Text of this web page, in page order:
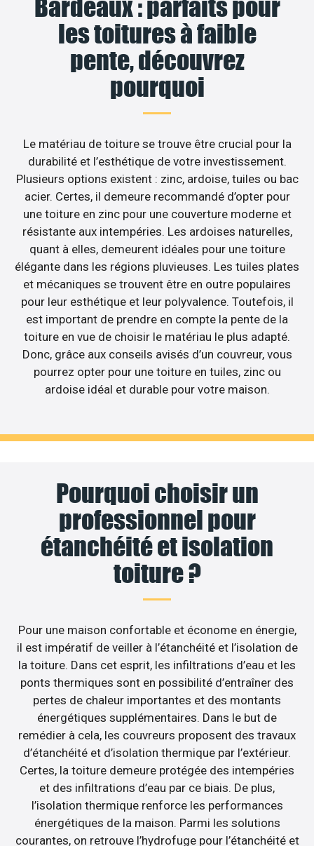
Bardeaux : parfaits pour
les toitures à faible
pente, découvrez
pourquoi
Le matériau de toiture se trouve être crucial pour la
durabilité et l’esthétique de votre investissement.
Plusieurs options existent : zinc, ardoise, tuiles ou bac
acier. Certes, il demeure recommandé d’opter pour
une toiture en zinc pour une couverture moderne et
résistante aux intempéries. Les ardoises naturelles,
quant à elles, demeurent idéales pour une toiture
élégante dans les régions pluvieuses. Les tuiles plates
et mécaniques se trouvent être en outre populaires
pour leur esthétique et leur polyvalence. Toutefois, il
est important de prendre en compte la pente de la
toiture en vue de choisir le matériau le plus adapté.
Donc, grâce aux conseils avisés d’un couvreur, vous
pourrez opter pour une toiture en tuiles, zinc ou
ardoise idéal et durable pour votre maison.
Pourquoi choisir un
professionnel pour
étanchéité et isolation
toiture ?
Pour une maison confortable et économe en énergie,
il est impératif de veiller à l’étanchéité et l’isolation de
la toiture. Dans cet esprit, les infiltrations d’eau et les
ponts thermiques sont en possibilité d’entraîner des
pertes de chaleur importantes et des montants
énergétiques supplémentaires. Dans le but de
remédier à cela, les couvreurs proposent des travaux
d’étanchéité et d’isolation thermique par l’extérieur.
Certes, la toiture demeure protégée des intempéries
et des infiltrations d’eau par ce biais. De plus,
l’isolation thermique renforce les performances
énergétiques de la maison. Parmi les solutions
courantes, on retrouve l’hydrofuge pour l’étanchéité et